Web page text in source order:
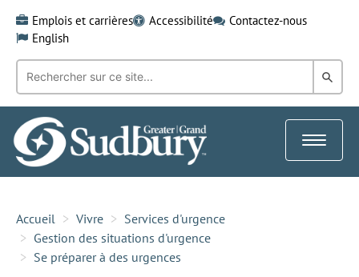
content
Emplois et carrières Accessibilité
Contactez-nous
English
Recherche
mot-
clé:
dans
Toggle
Accueil Vivre
Services d'urgence
Gestion des situations d'urgence
Se préparer à des urgences